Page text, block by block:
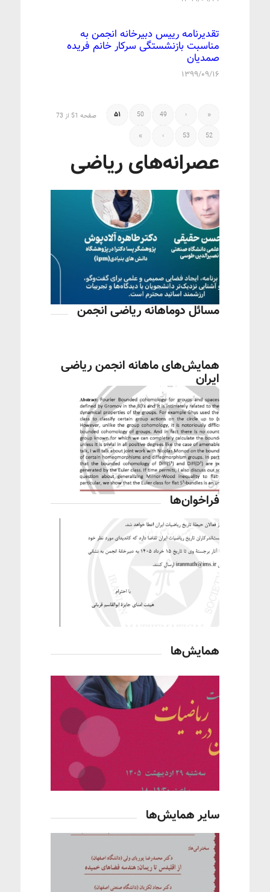
تقدیرنامه رییس دبیرخانه انجمن به
مناسبت بازنشستگی سرکار خانم فریده
صمدیان
۱۳۹۹/۰۹/۱۶
صفحه 51 از 73 «
‹
49
50
51
52
53
›
»
عصرانه‌های ریاضی
مسائل دوماهانه ریاضی انجمن
همایش‌های ماهانه انجمن ریاضی
ایران
فراخوان‌ها
همایش‌ها
سایر همایش‌ها